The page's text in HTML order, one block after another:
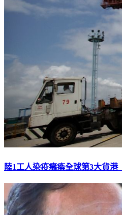
陸1工人染疫癱瘓全球第3大貨